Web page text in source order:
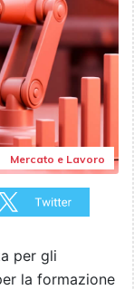
Mercato e Lavoro
per gli
la formazione